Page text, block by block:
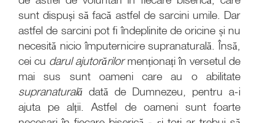
sunt dispuși să facă astfel de sarcini umile. Dar
astfel de sarcini pot fi îndeplinite de oricine și nu
necesită nicio împuternicire supranaturală. Însă,
cei cu darul ajutorărilormenționați în versetul de
mai sus sunt oameni care au o abilitate
supranaturală dată de Dumnezeu, pentru a-i
ajuta pe alții. Astfel de oameni sunt foarte